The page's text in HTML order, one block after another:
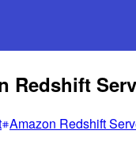
Redshift
Amazon Redshift